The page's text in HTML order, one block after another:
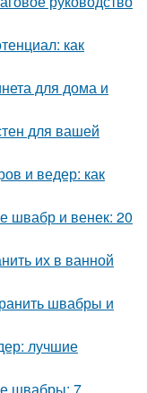
как
для дома и
для вашей
и ведер: как
швабр и венек: 20
их в ванной
швабры и
лучшие